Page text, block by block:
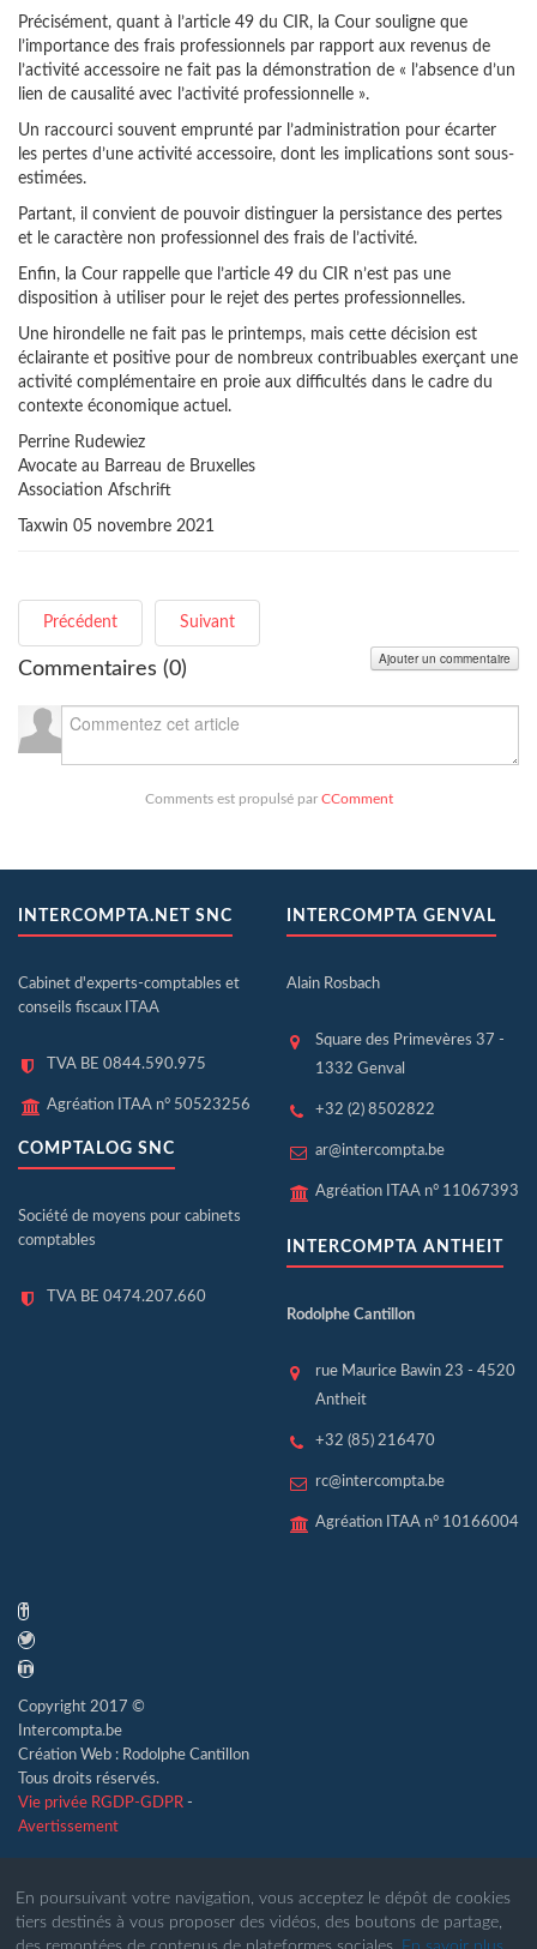
Précisément, quant à l’article 49 du CIR, la Cour souligne que
l’importance des frais professionnels par rapport aux revenus de
l’activité accessoire ne fait pas la démonstration de « l’absence d’un
lien de causalité avec l’activité professionnelle ».
Un raccourci souvent emprunté par l’administration pour écarter
les pertes d’une activité accessoire, dont les implications sont sous-
estimées.
Partant, il convient de pouvoir distinguer la persistance des pertes
et le caractère non professionnel des frais de l’activité.
Enfin, la Cour rappelle que l’article 49 du CIR n’est pas une
disposition à utiliser pour le rejet des pertes professionnelles.
Une hirondelle ne fait pas le printemps, mais cette décision est
éclairante et positive pour de nombreux contribuables exerçant une
activité complémentaire en proie aux difficultés dans le cadre du
contexte économique actuel.
Perrine Rudewiez
Avocate au Barreau de Bruxelles
Association Afschrift
Taxwin 05 novembre 2021
Précédent Suivant
Commentaires (0) Ajouter un commentaire
Comments est propulsé par CComment
INTERCOMPTA.NET SNC
Cabinet d'experts-comptables et
conseils fiscaux ITAA
TVA BE 0844.590.975
Agréation ITAA n° 50523256
COMPTALOG SNC
Société de moyens pour cabinets
comptables
TVA BE 0474.207.660
INTERCOMPTA GENVAL
Alain Rosbach
Square des Primevères 37 -
1332 Genval
+32 (2) 8502822
ar@intercompta.be
Agréation ITAA n° 11067393
INTERCOMPTA ANTHEIT
Rodolphe Cantillon
rue Maurice Bawin 23 - 4520
Antheit
+32 (85) 216470
rc@intercompta.be
Agréation ITAA n° 10166004
En poursuivant votre navigation, vous acceptez le dépôt de cookies
tiers destinés à vous proposer des vidéos, des boutons de partage,
Copyright 2017 ©
Intercompta.be
Création Web : Rodolphe Cantillon
Tous droits réservés.
Vie privée RGDP-GDPR -
Avertissement